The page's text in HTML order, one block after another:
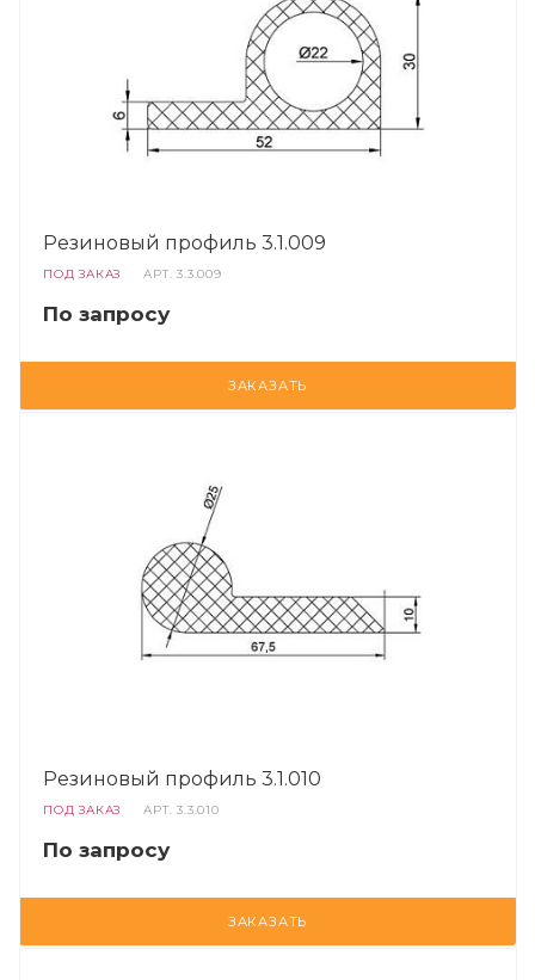
Резиновый профиль 3.1.009
ПОД ЗАКАЗ АРТ.3.3.009
По запросу
ЗАКАЗАТЬ
Резиновый профиль 3.1.010
ПОД ЗАКАЗ АРТ.3.3.010
По запросу
ЗАКАЗАТЬ